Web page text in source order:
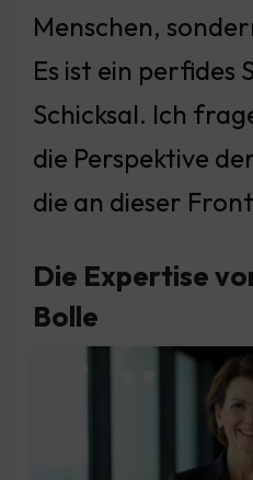
Menschen,
Es ist ein perfides
Schicksal. Ich
die Perspektive
die an dieser
Die Expertise
Bolle